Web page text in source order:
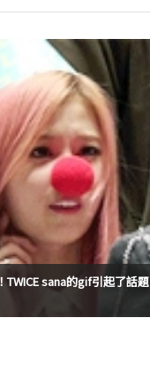
TWICE sana的gif引起了話題